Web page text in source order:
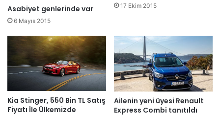
Asabiyet genlerinde var
6 Mayıs 2015
17 Ekim 2015
Kia Stinger, 550 Bin TL Satış
Fiyatı İle Ülkemizde
Ailenin yeni üyesi Renault
Express Combi tanıtıldı